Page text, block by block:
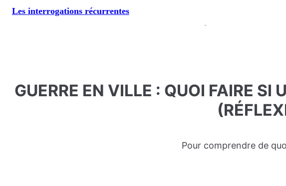
Les interrogations récurrentes
GUERRE EN VILLE : QUOI FAIRE SI
Pour comprendre de